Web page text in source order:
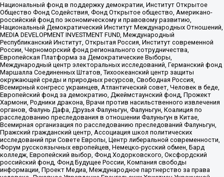
Национальный фонд в поддержку демократии, Институт Открытое
Общество Фонд Содействия, Фонд Открытое общество, Американо-
российский фонд по экономическому и правовому развитию,
Национальный Демократический Институт Международных Отношений,
MEDIA DEVELOPMENT INVESTMENT FUND, Международный
Республиканский Институт, Открытая Россия, Институт современной
России, Черноморский фонд регионального сотрудничества,
Европейская Платформа за Демократические Выборы,
Международный центр электоральных исследований, Германский фонд
Маршалла Соединенных Штатов, Тихоокеанский центр защиты
окружающей среды и природных ресурсов, Свободная Россия,
Всемирный конгресс украинцев, Атлантический совет, Человек в беде,
Европейский фонд за демократию, Джеймстаунский фонд, Прожект
Хармони, Родники дракона, Врачи против насильственного извлечения
органов, Фалунь Дафа, Друзья Фалуньгун, Фалуньгун, Коалиция по
расследованию преследования в отношении Фалуньгун в Китае,
Всемирная организация по расследованию преследований Фалуньгун,
Пражский гражданский центр, Ассоциация школ политических
исследований при Совете Европы, Центр либеральной современности,
Форум русскоязычных европейцев, Немецко-русский обмен, Бард
колледж, Европейский выбор, Фонд Ходорковского, Оксфордский
российский фонд, Фонд Будущее России, Компания свободы
информации, Проект Медиа, Международное партнерство за права